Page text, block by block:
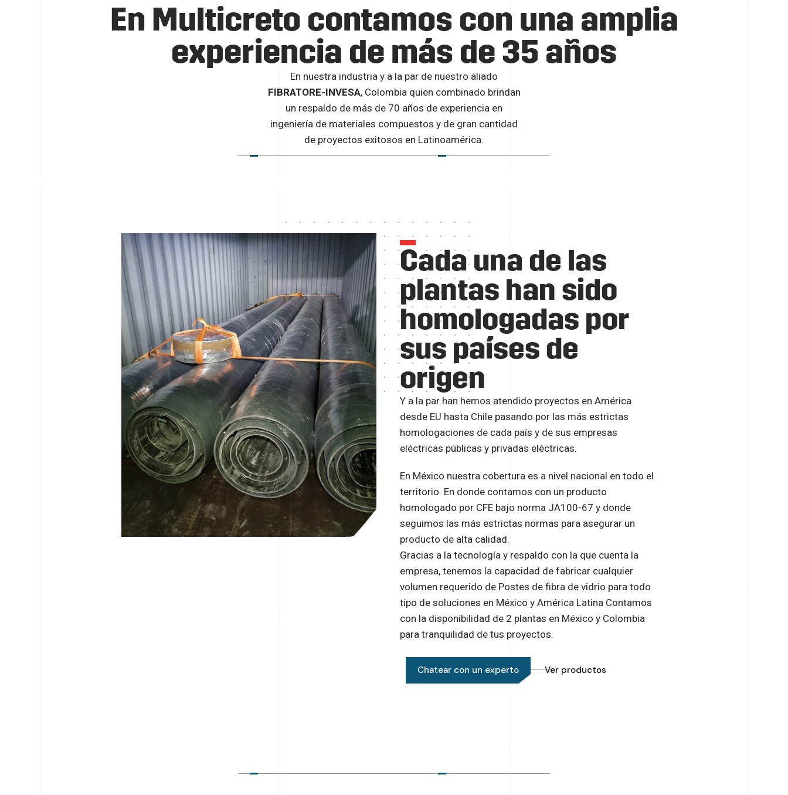
En Multicreto contamos con una amplia
experiencia de más de 35 años
En nuestra industria y a la par de nuestro aliado
FIBRATORE-INVESA, Colombia quien combinado brindan
un respaldo de más de 70 años de experiencia en
ingeniería de materiales compuestos y de gran cantidad
de proyectos exitosos en Latinoamérica.
Cada una de las
plantas han sido
homologadas por
sus países de
origen
Y a la par han hemos atendido proyectos en América
desde EU hasta Chile pasando por las más estrictas
homologaciones de cada país y de sus empresas
eléctricas públicas y privadas eléctricas.
En México nuestra cobertura es a nivel nacional en todo el
territorio. En donde contamos con un producto
homologado por CFE bajo norma JA100-67 y donde
seguimos las más estrictas normas para asegurar un
producto de alta calidad.
Gracias a la tecnología y respaldo con la que cuenta la
empresa, tenemos la capacidad de fabricar cualquier
volumen requerido de Postes de fibra de vidrio para todo
tipo de soluciones en México y América Latina Contamos
con la disponibilidad de 2 plantas en México y Colombia
para tranquilidad de tus proyectos.
Chatear con un experto Ver productos